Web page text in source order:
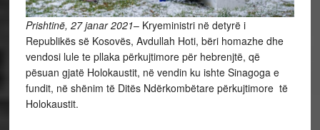
Prishtinë, 27 janar 2021– Kryeministri në detyrë i
Republikës së Kosovës, Avdullah Hoti, bëri homazhe dhe
vendosi lule te pllaka përkujtimore për hebrenjtë, që
pësuan gjatë Holokaustit, në vendin ku ishte Sinagoga e
fundit, në shënim të Ditës Ndërkombëtare përkujtimore të
Holokaustit.